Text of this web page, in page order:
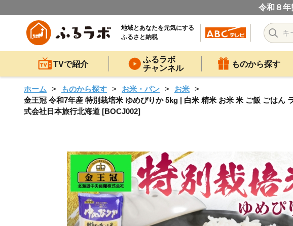
令和８年
地域とあなたを元気にする
ふるさと納税
TVで紹介
ふるラボ
チャンネル
ものから探す
ホーム ものから探す お米・パン
お米
金王冠 令和7年産 特別栽培米 ゆめぴりか 5kg | 白米 精米 お米 米 ご飯 ごは
式会社日本旅行北海道 [BOCJ002]